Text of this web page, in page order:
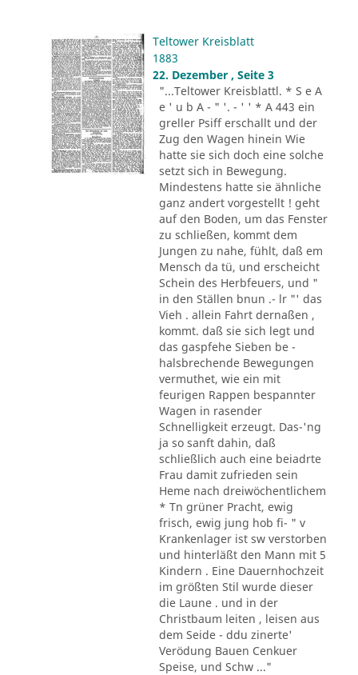
Teltower Kreisblatt
1883
22. Dezember , Seite 3
"...Teltower Kreisblattl. * S e A
e ' u b A - " '. - ' ' * A 443 ein
greller Psiff erschallt und der
Zug den Wagen hinein Wie
hatte sie sich doch eine solche
setzt sich in Bewegung.
Mindestens hatte sie ähnliche
ganz andert vorgestellt ! geht
auf den Boden, um das Fenster
zu schließen, kommt dem
Jungen zu nahe, fühlt, daß em
Mensch da tü, und erscheicht
Schein des Herbfeuers, und "
in den Ställen bnun .- lr "' das
Vieh . allein Fahrt dernaßen ,
kommt. daß sie sich legt und
das gaspfehe Sieben be -
halsbrechende Bewegungen
vermuthet, wie ein mit
feurigen Rappen bespannter
Wagen in rasender
Schnelligkeit erzeugt. Das-'ng
ja so sanft dahin, daß
schließlich auch eine beiadrte
Frau damit zufrieden sein
Heme nach dreiwöchentlichem
* Tn grüner Pracht, ewig
frisch, ewig jung hob fi- " v
Krankenlager ist sw verstorben
und hinterläßt den Mann mit 5
Kindern . Eine Dauernhochzeit
im größten Stil wurde dieser
die Laune . und in der
Christbaum leiten , leisen aus
dem Seide - ddu zinerte'
Verödung Bauen Cenkuer
Speise, und Schw ..."